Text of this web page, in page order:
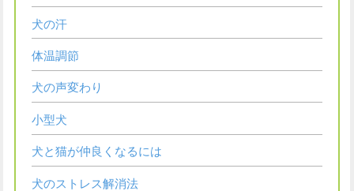
犬の汗
体温調節
犬の声変わり
小型犬
犬と猫が仲良くなるには
犬のストレス解消法